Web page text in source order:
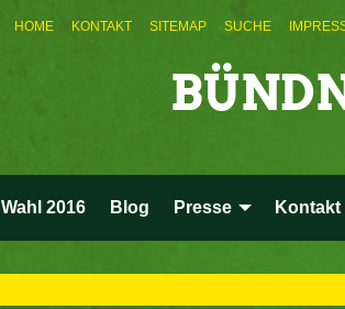
HOME KONTAKT SITEMAP SUCHE
Wahl 2016 Blog Presse Kontakt